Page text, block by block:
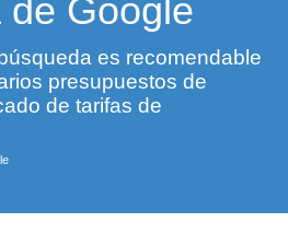
Google
es recomendable
presupuestos de
de tarifas de